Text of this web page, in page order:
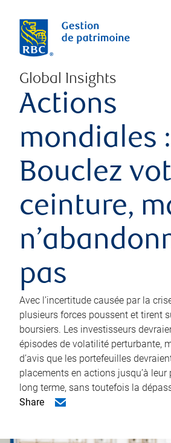
Global Insights
Actions
mondiales :
Bouclez
ceinture,
pas
Avec l’incertitude causée par la
plusieurs forces poussent et tirent
boursiers. Les investisseurs
épisodes de volatilité perturbante,
d’avis que les portefeuilles
placements en actions jusqu’à
long terme, sans toutefois la
Share